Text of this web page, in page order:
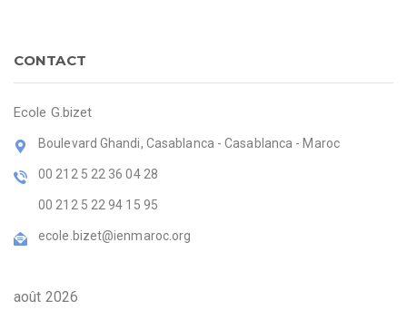
CONTACT
Ecole G.bizet
Boulevard Ghandi, Casablanca - Casablanca - Maroc
00 212 5 22 36 04 28
00 212 5 22 94 15 95
ecole.bizet@ienmaroc.org
août 2026